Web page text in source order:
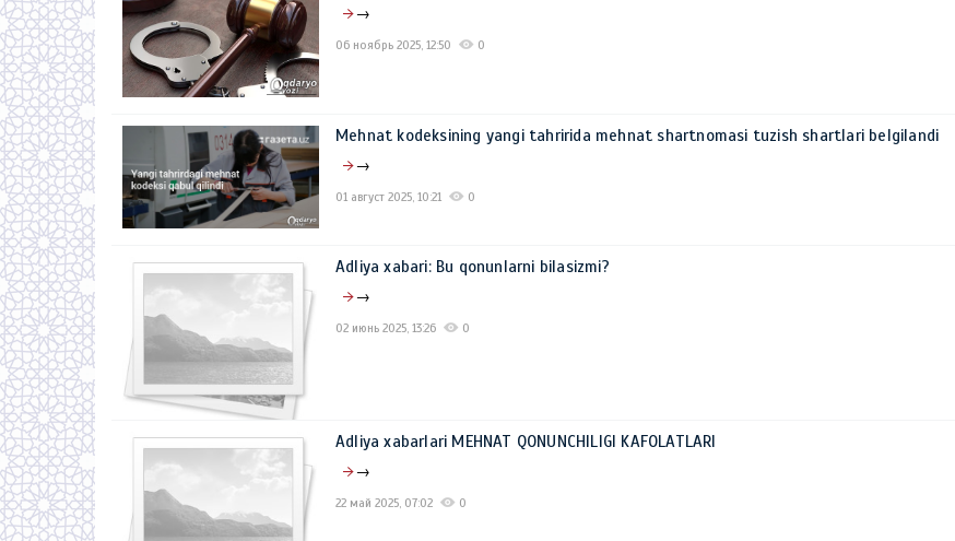
→
06 ноябрь 2025, 12:50 0
Mehnat kodeksining yangi tahririda mehnat shartnomasi tuzish shartlari belgilandi
→
01 август 2025, 10:21 0
Adliya xabari: Bu qonunlarni bilasizmi?
→
02 июнь 2025, 13:26 0
Adliya xabarlari MЕHNAT QONUNCHILIGI KAFOLATLARI
→
22 май 2025, 07:02 0